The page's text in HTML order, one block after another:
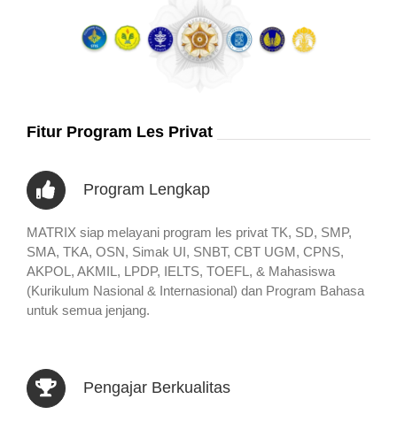
Fitur Program Les Privat
Program Lengkap
MATRIX siap melayani program les privat TK, SD, SMP,
SMA, TKA, OSN, Simak UI, SNBT, CBT UGM, CPNS,
AKPOL, AKMIL, LPDP, IELTS, TOEFL, & Mahasiswa
(Kurikulum Nasional & Internasional) dan Program Bahasa
untuk semua jenjang.
Pengajar Berkualitas